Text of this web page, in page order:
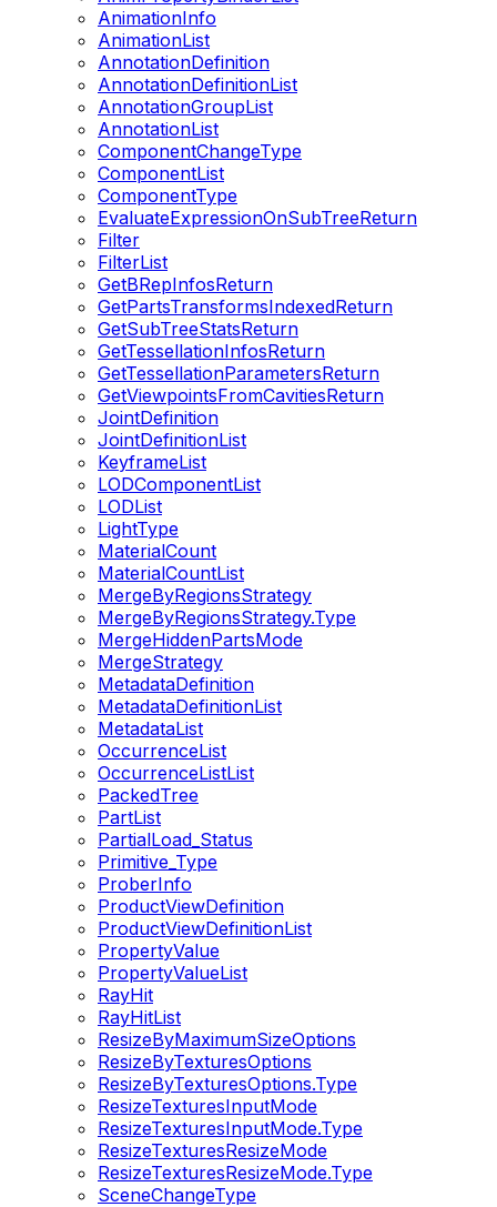
AnimationInfo
AnimationList
AnnotationDefinition
AnnotationDefinitionList
AnnotationGroupList
AnnotationList
ComponentChangeType
ComponentList
ComponentType
EvaluateExpressionOnSubTreeReturn
Filter
FilterList
GetBRepInfosReturn
GetPartsTransformsIndexedReturn
GetSubTreeStatsReturn
GetTessellationInfosReturn
GetTessellationParametersReturn
GetViewpointsFromCavitiesReturn
JointDefinition
JointDefinitionList
KeyframeList
LODComponentList
LODList
LightType
MaterialCount
MaterialCountList
MergeByRegionsStrategy
MergeByRegionsStrategy.Type
MergeHiddenPartsMode
MergeStrategy
MetadataDefinition
MetadataDefinitionList
MetadataList
OccurrenceList
OccurrenceListList
PackedTree
PartList
PartialLoad_Status
Primitive_Type
ProberInfo
ProductViewDefinition
ProductViewDefinitionList
PropertyValue
PropertyValueList
RayHit
RayHitList
ResizeByMaximumSizeOptions
ResizeByTexturesOptions
ResizeByTexturesOptions.Type
ResizeTexturesInputMode
ResizeTexturesInputMode.Type
ResizeTexturesResizeMode
ResizeTexturesResizeMode.Type
SceneChangeType